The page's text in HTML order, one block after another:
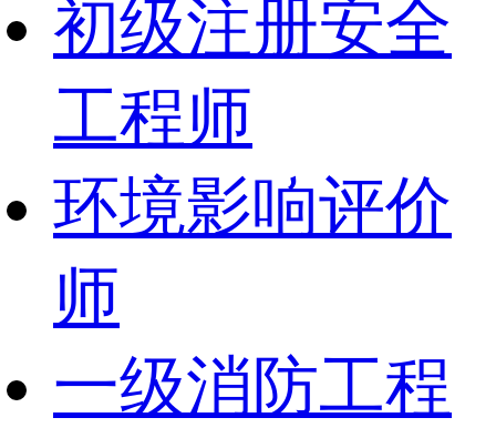
初级注册安全
工程师
环境影响评价
师
一级消防工程